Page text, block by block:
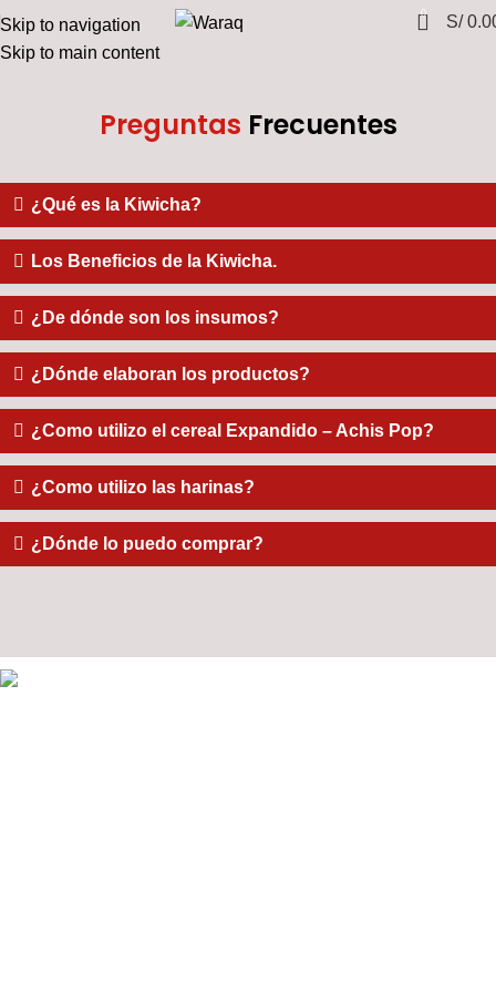
Skip to navigation
Skip to main content
0 S/
Preguntas Frecuentes
¿Qué es la Kiwicha?
Los Beneficios de la Kiwicha.
¿De dónde son los insumos?
¿Dónde elaboran los productos?
¿Como utilizo el cereal Expandido – Achis Pop?
¿Como utilizo las harinas?
¿Dónde lo puedo comprar?